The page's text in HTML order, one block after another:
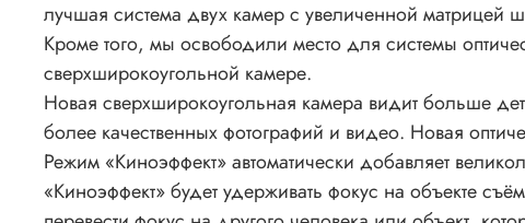
лучшая система двух камер с увеличенной матрицей
Кроме того, мы освободили место для системы
сверхширокоугольной камере.
Новая сверхширокоугольная камера видит больше
более качественных фотографий и видео. Новая
Режим «Киноэффект» автоматически добавляет
«Киноэффект» будет удерживать фокус на объекте